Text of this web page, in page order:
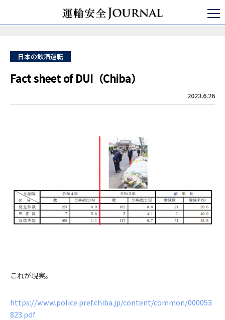
ひと・いのち・アルコール
飲酒運転Fact sheet
Fact sheet of DUI（Chiba）
日本の飲酒運転
Fact sheet of DUI（Chiba）
2023.6.26
これが現実。
https://www.police.pref.chiba.jp/content/common/000053
823.pdf